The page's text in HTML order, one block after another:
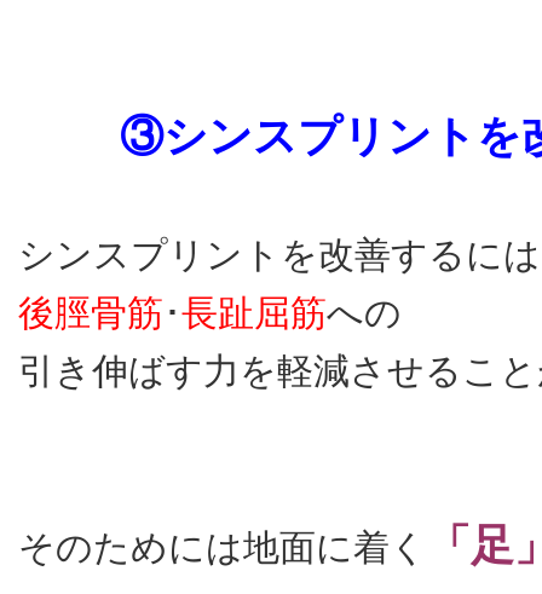
③シンスプリントを
シンスプリントを改善するに
後脛骨筋･長趾屈筋への
引き伸ばす力を軽減させるこ
そのためには地面に着く 「足